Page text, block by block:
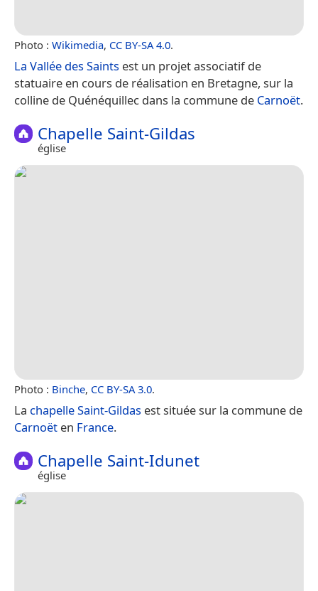
Photo : Wikimedia, CC BY-SA 4.0.
La Vallée des Saints est un projet associatif de
statuaire en cours de réalisation en Bretagne, sur la
colline de Quénéquillec dans la commune de Carnoët.
Chapelle Saint-Gildas
église
Photo : Binche, CC BY-SA 3.0.
La chapelle Saint-Gildas est située sur la commune de
Carnoët en France.
Chapelle Saint-Idunet
église